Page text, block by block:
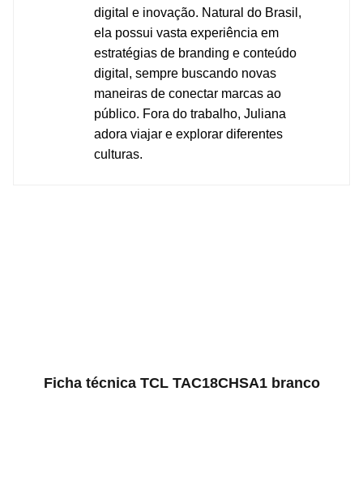
digital e inovação. Natural do Brasil,
ela possui vasta experiência em
estratégias de branding e conteúdo
digital, sempre buscando novas
maneiras de conectar marcas ao
público. Fora do trabalho, Juliana
adora viajar e explorar diferentes
culturas.
Ficha técnica TCL TAC18CHSA1 branco